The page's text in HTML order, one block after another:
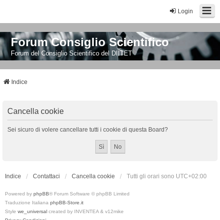
Login
Forum Consiglio Scientifico
Forum del Consiglio Scientifico del DIITET
Indice
Cancella cookie
Sei sicuro di volere cancellare tutti i cookie di questa Board?
Indice Contattaci Cancella cookie Tutti gli orari sono UTC+02:00
Powered by phpBB® Forum Software © phpBB Limited
Traduzione Italiana phpBB-Store.it
Style we_universal created by INVENTEA & v12mike